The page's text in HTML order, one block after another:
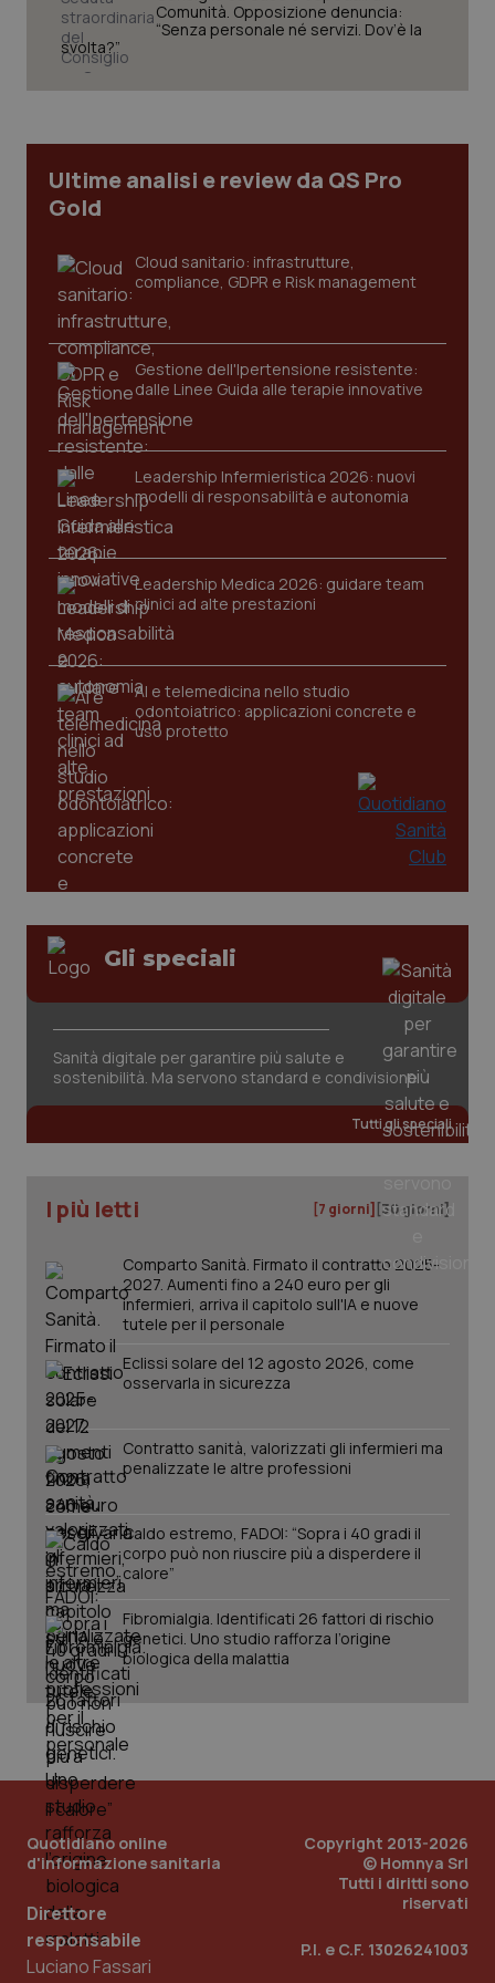
Comunità. Opposizione denuncia:
“Senza personale né servizi. Dov’è la
svolta?”
Ultime analisi e review da QS Pro
Gold
Cloud sanitario: infrastrutture,
compliance, GDPR e Risk management
Gestione dell'Ipertensione resistente:
dalle Linee Guida alle terapie innovative
Leadership Infermieristica 2026: nuovi
modelli di responsabilità e autonomia
Leadership Medica 2026: guidare team
clinici ad alte prestazioni
AI e telemedicina nello studio
odontoiatrico: applicazioni concrete e
uso protetto
Gli speciali
Sanità digitale per garantire più salute e
sostenibilità. Ma servono standard e condivisione
Tutti gli speciali
I più letti [7 giorni] [30 giorni]
Comparto Sanità. Firmato il contratto 2025-
2027. Aumenti fino a 240 euro per gli
infermieri, arriva il capitolo sull'IA e nuove
tutele per il personale
Eclissi solare del 12 agosto 2026, come
osservarla in sicurezza
Contratto sanità, valorizzati gli infermieri ma
penalizzate le altre professioni
Caldo estremo, FADOI: “Sopra i 40 gradi il
corpo può non riuscire più a disperdere il
calore”
Fibromialgia. Identificati 26 fattori di rischio
genetici. Uno studio rafforza l’origine
biologica della malattia
Quotidiano online
d'informazione sanitaria
Direttore
responsabile
Luciano Fassari
Copyright 2013-2026
© Homnya Srl
Tutti i diritti sono
riservati
P.I. e C.F. 13026241003
funzionare correttamente senza questi cookie.
.youtube.com
CookieScriptConsent
CookieScript
www.quotidianosanita.it
tracking-enable
tracking-sites-ironfish-
www.quotidianosanita.it
Google LLC
.quotidianosanita.it
1
mese
PHPSESSID